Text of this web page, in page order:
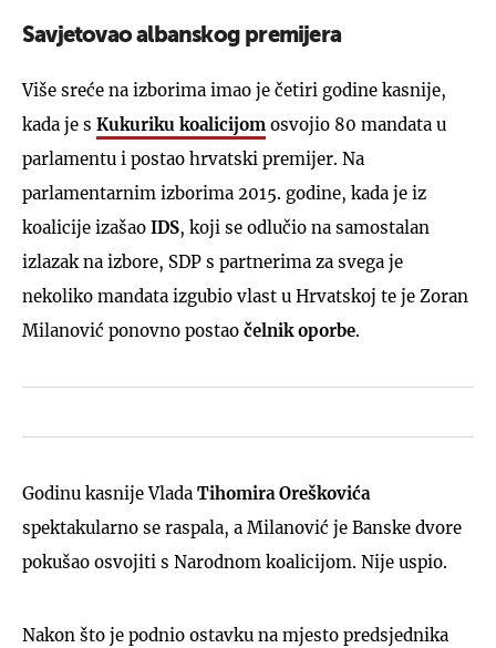
Savjetovao albanskog premijera
Više sreće na izborima imao je četiri godine kasnije,
kada je s Kukuriku koalicijom osvojio 80 mandata u
parlamentu i postao hrvatski premijer. Na
parlamentarnim izborima 2015. godine, kada je iz
koalicije izašao IDS, koji se odlučio na samostalan
izlazak na izbore, SDP s partnerima za svega je
nekoliko mandata izgubio vlast u Hrvatskoj te je Zoran
Milanović ponovno postao čelnik oporbe.
Godinu kasnije Vlada Tihomira Oreškovića
spektakularno se raspala, a Milanović je Banske dvore
pokušao osvojiti s Narodnom koalicijom. Nije uspio.
Nakon što je podnio ostavku na mjesto predsjednika